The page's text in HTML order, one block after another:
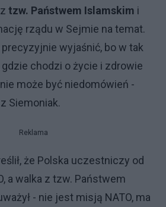
tzw. Państwem Islamskim i
rządu w Sejmie na temat.
wyjaśnić, bo w tak
chodzi o życie i zdrowie
może być niedomówień -
Siemoniak.
Reklama
że Polska uczestniczy od
a walka z tzw. Państwem
- nie jest misją NATO, ma